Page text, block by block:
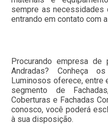
sempre as necessidades
entrando em contato com
Procurando empresa
Andradas? Conheça
Luminosos oferece, entre
segmento de
Coberturas e Fachadas
conosco, você poderá
à sua disposição.